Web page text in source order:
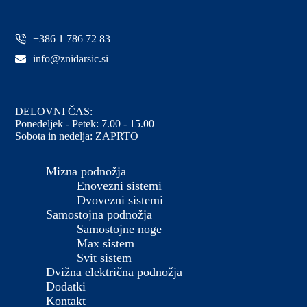
+386 1 786 72 83
info@znidarsic.si
DELOVNI ČAS:
Ponedeljek - Petek: 7.00 - 15.00
Sobota in nedelja: ZAPRTO
Mizna podnožja
Enovezni sistemi
Dvovezni sistemi
Samostojna podnožja
Samostojne noge
Max sistem
Svit sistem
Dvižna električna podnožja
Dodatki
Kontakt